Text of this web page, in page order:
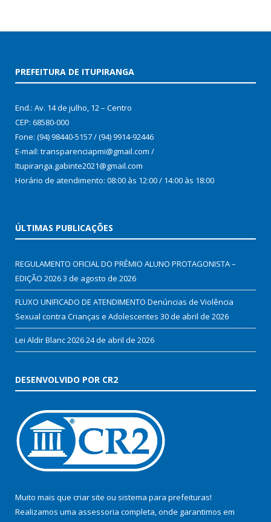
PREFEITURA DE ITUPIRANGA
End.: Av. 14 de julho, 12 – Centro
CEP: 68580-000
Fone: (94) 98440-5157 / (94) 9914-92446
E-mail: transparenciapmi@gmail.com /
Itupiranga.gabinte2021@gmail.com
Horário de atendimento: 08:00 às 12:00 / 14:00 às 18:00
ÚLTIMAS PUBLICAÇÕES
REGULAMENTO OFICIAL DO PRÊMIO ALUNO PROTAGONISTA –
EDIÇÃO 20263 de agosto de 2026
FLUXO UNIFICADO DE ATENDIMENTO Denúncias de Violência
Sexual contra Crianças e Adolescentes 30 de abril de 2026
Lei Aldir Blanc 202624 de abril de 2026
DESENVOLVIDO POR CR2
Muito mais que criar site ou sistema para prefeituras!
Realizamos uma assessoria completa, onde garantimos em